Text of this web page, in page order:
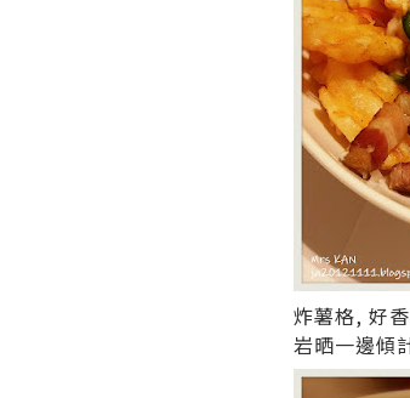
炸薯格, 好
岩晒一邊傾